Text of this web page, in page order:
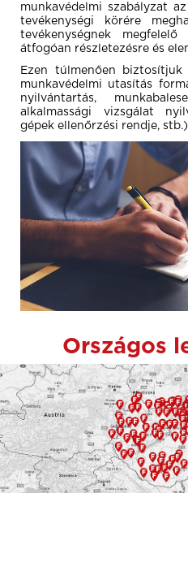
munkavédelmi szabályzat
tevékenységi körére
tevékenységnek
átfogóan részletezésre és
Ezen túlmenően biztosítjuk
munkavédelmi utasítás
nyilvántartás,
alkalmassági vizsgálat
gépek ellenőrzési rendje, stb.)
Országos